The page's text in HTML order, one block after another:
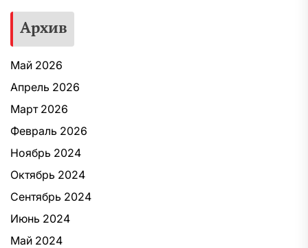
Архив
Май 2026
Апрель 2026
Март 2026
Февраль 2026
Ноябрь 2024
Октябрь 2024
Сентябрь 2024
Июнь 2024
Май 2024